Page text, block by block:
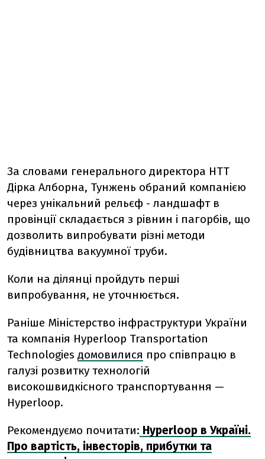
За словами генерального директора HTT
Дірка Алборна, Тунжень обраний компанією
через унікальний рельєф - ландшафт в
провінції складається з рівнин і пагорбів, що
дозволить випробувати різні методи
будівництва вакуумної труби.
Коли на ділянці пройдуть перші
випробування, не уточнюється.
Раніше Міністерство інфраструктури України
та компанія Hyperloop Transportation
Technologies домовилися про співпрацю в
галузі розвитку технологій
високошвидкісного транспортування —
Hyperloop.
Рекомендуємо почитати: Hyperloop в Україні.
Про вартість, інвесторів, прибутки та